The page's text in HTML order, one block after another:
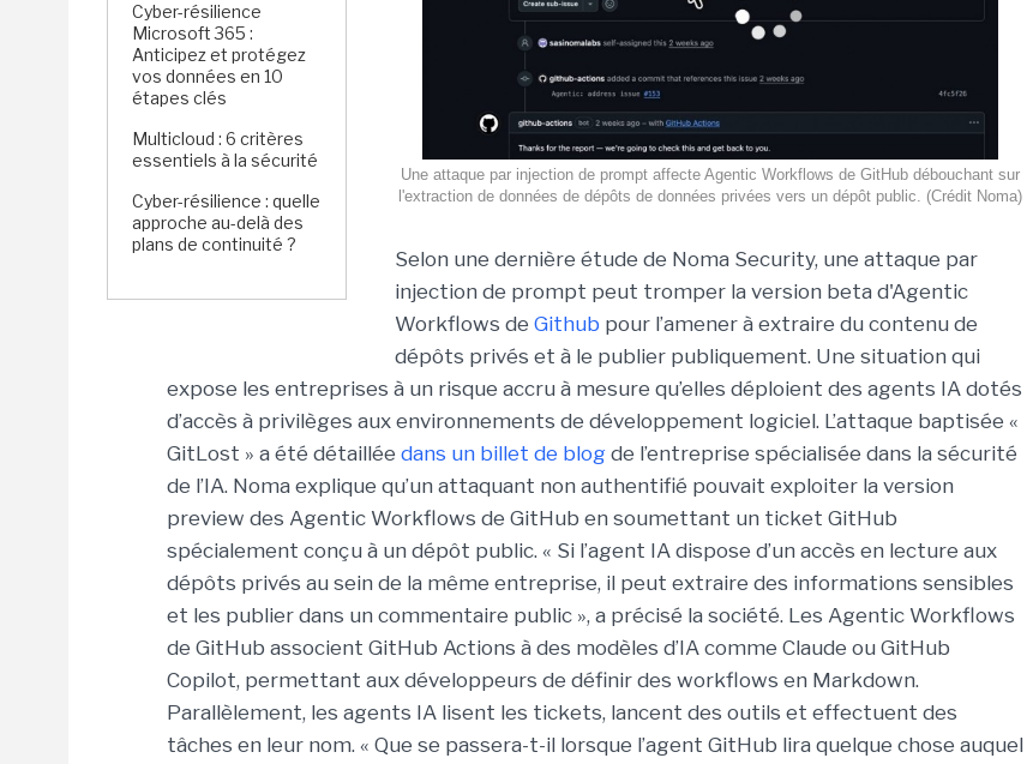
Cyber-résilience
Microsoft 365 :
Anticipez et protégez
vos données en 10
étapes clés
Multicloud : 6 critères
essentiels à la sécurité
Cyber-résilience : quelle
approche au-delà des
plans de continuité ?
Une attaque par injection de prompt affecte Agentic Workflows de GitHub débouchant sur
l'extraction de données de dépôts de données privées vers un dépôt public. (Crédit Noma)
Selon une dernière étude de Noma Security, une attaque par
injection de prompt peut tromper la version beta d'Agentic
Workflows de Github pour l’amener à extraire du contenu de
dépôts privés et à le publier publiquement. Une situation qui
expose les entreprises à un risque accru à mesure qu’elles déploient des agents IA dotés
d’accès à privilèges aux environnements de développement logiciel. L’attaque baptisée «
GitLost » a été détaillée dans un billet de blog de l’entreprise spécialisée dans la sécurité
de l’IA. Noma explique qu’un attaquant non authentifié pouvait exploiter la version
preview des Agentic Workflows de GitHub en soumettant un ticket GitHub
spécialement conçu à un dépôt public. « Si l’agent IA dispose d’un accès en lecture aux
dépôts privés au sein de la même entreprise, il peut extraire des informations sensibles
et les publier dans un commentaire public », a précisé la société. Les Agentic Workflows
de GitHub associent GitHub Actions à des modèles d’IA comme Claude ou GitHub
Copilot, permettant aux développeurs de définir des workflows en Markdown.
Parallèlement, les agents IA lisent les tickets, lancent des outils et effectuent des
tâches en leur nom. « Que se passera-t-il lorsque l’agent GitHub lira quelque chose auquel